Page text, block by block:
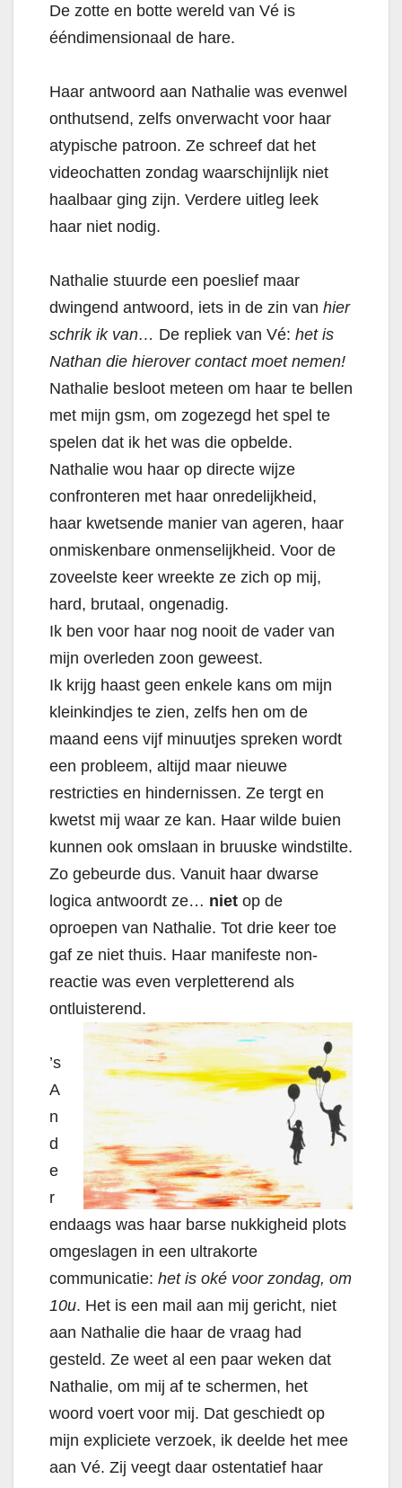
De zotte en botte wereld van Vé is
ééndimensionaal de hare.
Haar antwoord aan Nathalie was evenwel
onthutsend, zelfs onverwacht voor haar
atypische patroon. Ze schreef dat het
videochatten zondag waarschijnlijk niet
haalbaar ging zijn. Verdere uitleg leek
haar niet nodig.
Nathalie stuurde een poeslief maar
dwingend antwoord, iets in de zin van hier
schrik ik van… De repliek van Vé: het is
Nathan die hierover contact moet nemen!
Nathalie besloot meteen om haar te bellen
met mijn gsm, om zogezegd het spel te
spelen dat ik het was die opbelde.
Nathalie wou haar op directe wijze
confronteren met haar onredelijkheid,
haar kwetsende manier van ageren, haar
onmiskenbare onmenselijkheid. Voor de
zoveelste keer wreekte ze zich op mij,
hard, brutaal, ongenadig.
Ik ben voor haar nog nooit de vader van
mijn overleden zoon geweest.
Ik krijg haast geen enkele kans om mijn
kleinkindjes te zien, zelfs hen om de
maand eens vijf minuutjes spreken wordt
een probleem, altijd maar nieuwe
restricties en hindernissen. Ze tergt en
kwetst mij waar ze kan. Haar wilde buien
kunnen ook omslaan in bruuske windstilte.
Zo gebeurde dus. Vanuit haar dwarse
logica antwoordt ze… niet op de
oproepen van Nathalie. Tot drie keer toe
gaf ze niet thuis. Haar manifeste non-
reactie was even verpletterend als
ontluisterend.
’s
A
n
d
e
r
endaags was haar barse nukkigheid plots
omgeslagen in een ultrakorte
communicatie: het is oké voor zondag, om
10u. Het is een mail aan mij gericht, niet
aan Nathalie die haar de vraag had
gesteld. Ze weet al een paar weken dat
Nathalie, om mij af te schermen, het
woord voert voor mij. Dat geschiedt op
mijn expliciete verzoek, ik deelde het mee
aan Vé. Zij veegt daar ostentatief haar